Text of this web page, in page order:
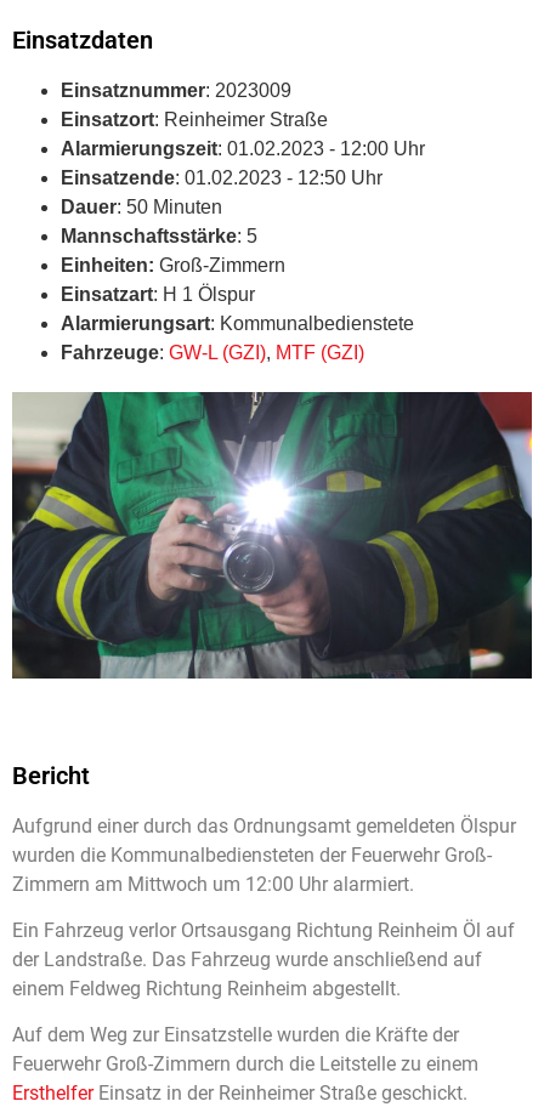
Einsatzdaten
Einsatznummer: 2023009
Einsatzort: Reinheimer Straße
Alarmierungszeit: 01.02.2023 - 12:00 Uhr
Einsatzende: 01.02.2023 - 12:50 Uhr
Dauer: 50 Minuten
Mannschaftsstärke: 5
Einheiten: Groß-Zimmern
Einsatzart: H 1 Ölspur
Alarmierungsart: Kommunalbedienstete
Fahrzeuge: GW-L (GZI), MTF (GZI)
Bericht
Aufgrund einer durch das Ordnungsamt gemeldeten Ölspur
wurden die Kommunalbediensteten der Feuerwehr Groß-
Zimmern am Mittwoch um 12:00 Uhr alarmiert.
Ein Fahrzeug verlor Ortsausgang Richtung Reinheim Öl auf
der Landstraße. Das Fahrzeug wurde anschließend auf
einem Feldweg Richtung Reinheim abgestellt.
Auf dem Weg zur Einsatzstelle wurden die Kräfte der
Feuerwehr Groß-Zimmern durch die Leitstelle zu einem
ErsthelferEinsatz in der Reinheimer Straße geschickt.